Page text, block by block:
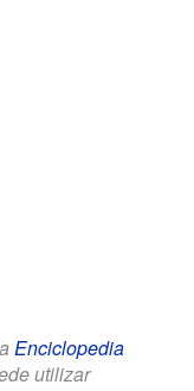
Enciclopedia
utilizar